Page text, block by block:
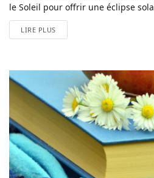
le Soleil pour offrir une éclipse
LIRE PLUS